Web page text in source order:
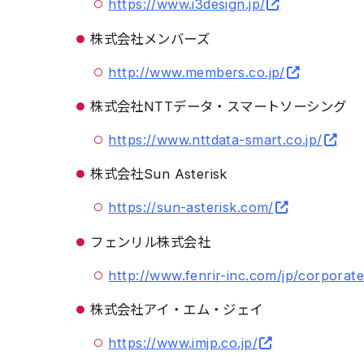
https://www.i3design.jp/
株式会社メンバーズ
http://www.members.co.jp/
株式会社NTTデータ・スマートソーシング
https://www.nttdata-smart.co.jp/
株式会社Sun Asterisk
https://sun-asterisk.com/
フェンリル株式会社
http://www.fenrir-inc.com/jp/
株式会社アイ・エム・ジェイ
https://www.imjp.co.jp/